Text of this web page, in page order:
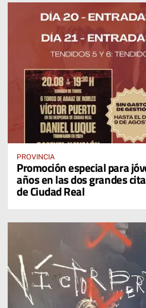
PROVINCIA
Promoción especial para
años en las dos grandes
de Ciudad Real